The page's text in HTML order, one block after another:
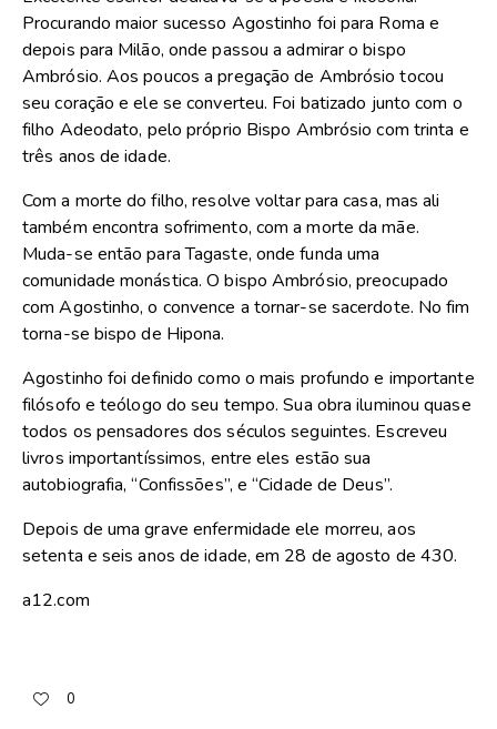
Procurando maior sucesso Agostinho foi para Roma e
depois para Milão, onde passou a admirar o bispo
Ambrósio. Aos poucos a pregação de Ambrósio tocou
seu coração e ele se converteu. Foi batizado junto com o
filho Adeodato, pelo próprio Bispo Ambrósio com trinta e
três anos de idade.
Com a morte do filho, resolve voltar para casa, mas ali
também encontra sofrimento, com a morte da mãe.
Muda-se então para Tagaste, onde funda uma
comunidade monástica. O bispo Ambrósio, preocupado
com Agostinho, o convence a tornar-se sacerdote. No fim
torna-se bispo de Hipona.
Agostinho foi definido como o mais profundo e importante
filósofo e teólogo do seu tempo. Sua obra iluminou quase
todos os pensadores dos séculos seguintes. Escreveu
livros importantíssimos, entre eles estão sua
autobiografia, “Confissões”, e “Cidade de Deus”.
Depois de uma grave enfermidade ele morreu, aos
setenta e seis anos de idade, em 28 de agosto de 430.
a12.com
0